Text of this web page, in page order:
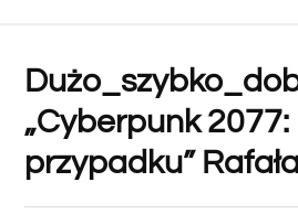
„Cyberpunk 2077:
przypadku”